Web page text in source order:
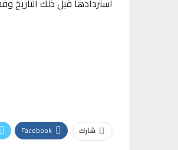
شارك Facebook